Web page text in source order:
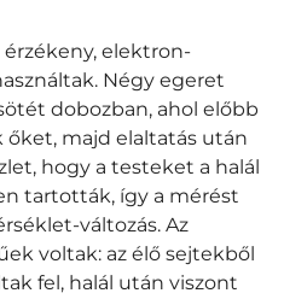
elektron-
Négy egeret
dobozban, ahol előbb
majd elaltatás után
hogy a testeket a halál
tartották, így a mérést
változás. Az
voltak: az élő sejtekből
fel, halál után viszont